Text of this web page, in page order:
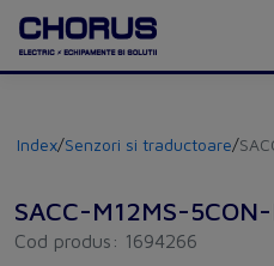
Index/Senzori si traductoare/
SACC-M12MS-
Cod produs: 1694266